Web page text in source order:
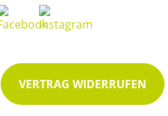
VERTRAG WIDERRUFEN